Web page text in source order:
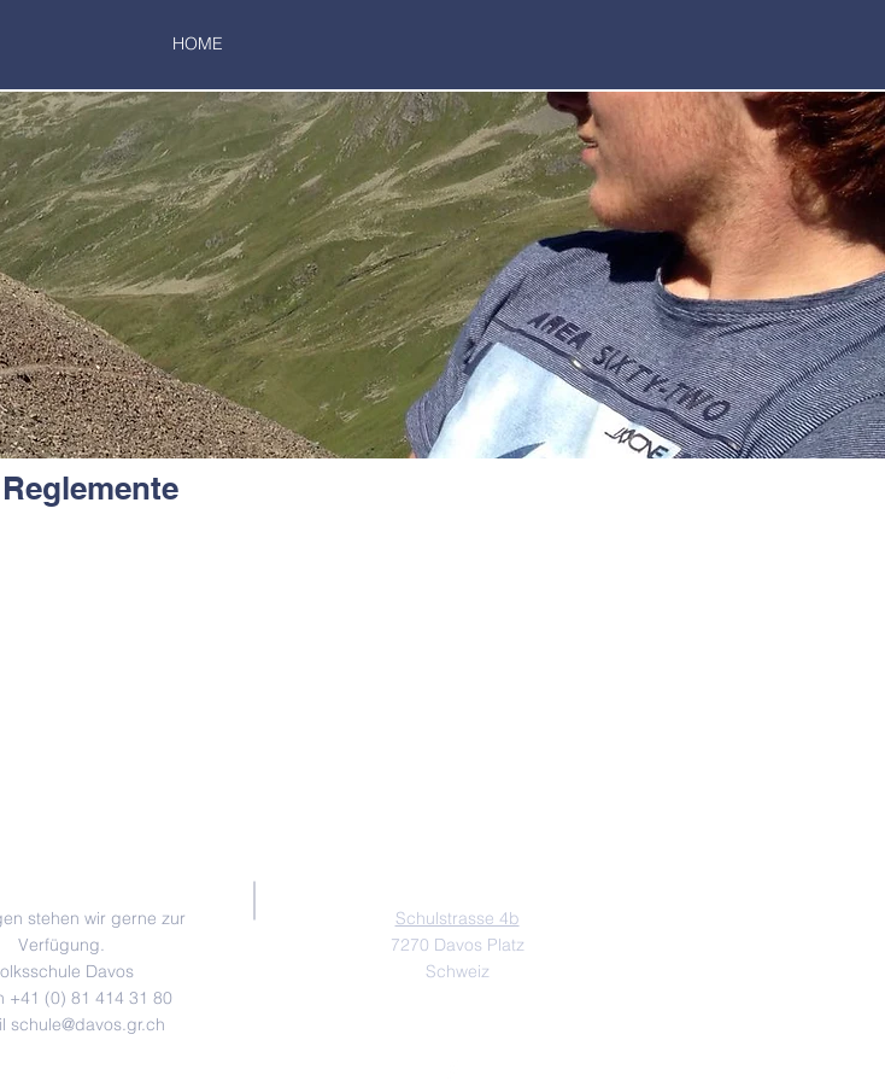
HOME
Reglemente
stehen wir gerne zur
Verfügung.
Davos
+41 (0) 81 414 31 80
schule@davos.gr.ch
Schulstrasse 4b
7270 Davos Platz
Schweiz